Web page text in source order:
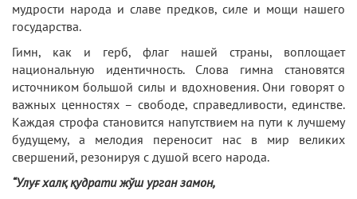
мудрости народа и славе предков, силе и мощи нашего
государства.
Гимн, как и герб, флаг нашей страны, воплощает
национальную идентичность. Слова гимна становятся
источником большой силы и вдохновения. Они говорят о
важных ценностях – свободе, справедливости, единстве.
Каждая строфа становится напутствием на пути к лучшему
будущему, а мелодия переносит нас в мир великих
свершений, резонируя с душой всего народа.
“Улуғ халқ қудрати жўш урган замон,